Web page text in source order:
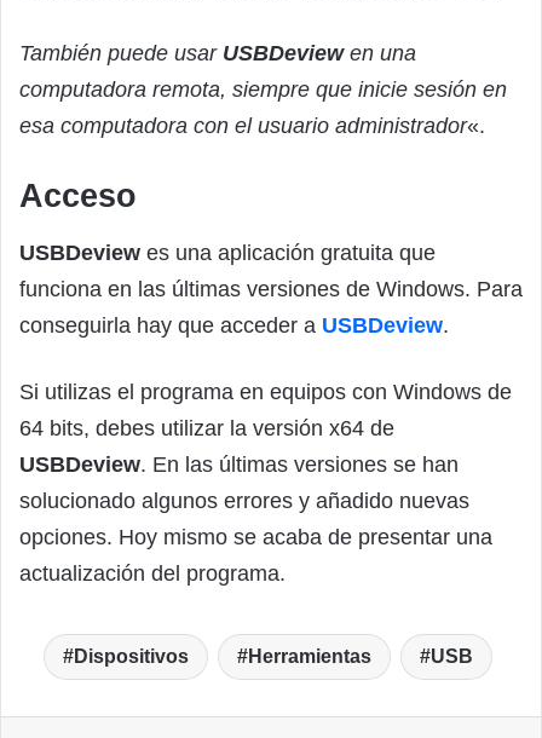
También puede usar USBDeviewen una
computadora remota, siempre que inicie sesión en
esa computadora con el usuario administrador«.
Acceso
USBDeview es una aplicación gratuita que
funciona en las últimas versiones de Windows. Para
conseguirla hay que acceder a USBDeview.
Si utilizas el programa en equipos con Windows de
64 bits, debes utilizar la versión x64 de
USBDeview. En las últimas versiones se han
solucionado algunos errores y añadido nuevas
opciones. Hoy mismo se acaba de presentar una
actualización del programa.
Dispositivos Herramientas USB